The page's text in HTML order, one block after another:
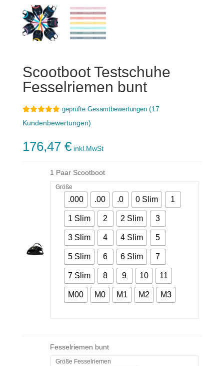
Scootboot Testschuhe
Fesselriemen bunt
Bewertet
mit4.88
basierend
17
Kundenbewe
rtungen
geprüfte Gesamtbewertungen (17
Kundenbewertungen)
176,47 € inkl.MwSt
1 Paar Scootboot
Größe
.000 .00 .0 0 Slim 1
1 Slim 2 2 Slim 3
3 Slim 4 4 Slim 5
5 Slim 6 6 Slim 7
7 Slim 8 9 10 11
M00 M0 M1 M2 M3
Fesselriemen bunt
Größe Fesselriemen